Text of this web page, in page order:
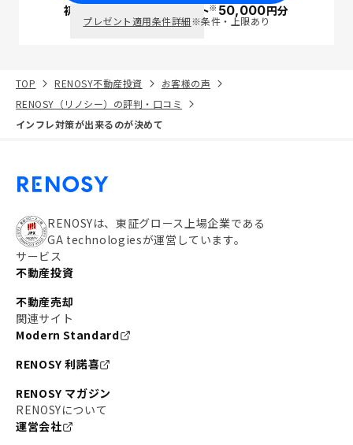
初回面談で ポイント※50,000円分
プレゼント適用条件詳細※条件・上限あり
TOP RENOSY不動産投資
お客様の声
RENOSY（リノシー）の評判・口コミ
インフレ対策が出来るのが決めて
RENOSYは、東証グロース上場企業である
GA technologiesが運営しています。
サービス
不動産投資
不動産売却
関連サイト
Modern Standard
RENOSY 利諾喜
RENOSY マガジン
RENOSYについて
運営会社